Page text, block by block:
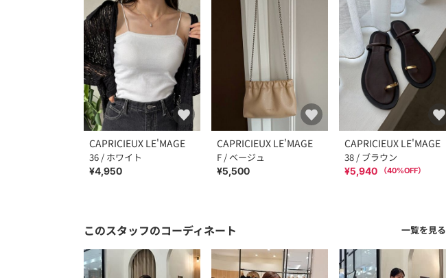
CAPRICIEUX LE'MAGE
36 / ホワイト
¥4,950
CAPRICIEUX LE'MAGE
F / ベージュ
¥5,500
CAPRICIEUX LE'MAGE
38 / ブラウン
¥5,940 （40%OFF）
このスタッフのコーディネート 一覧を見る